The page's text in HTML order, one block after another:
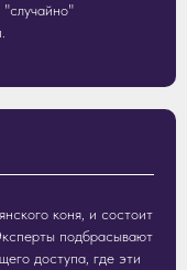
"случайно"
коня, и состоит
подбрасывают
доступа, где эти